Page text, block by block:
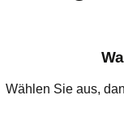
Wählen Sie aus,